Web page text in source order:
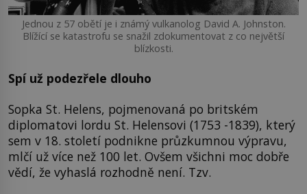
Jednou z 57 obětí je i známý vulkanolog David A. Johnston.
Blížící se katastrofu se snažil zdokumentovat z co největší
blízkosti.
Spí už podezřele dlouho
Sopka St. Helens, pojmenovaná po britském
diplomatovi lordu St. Helensovi (1753 -1839), který
sem v 18. století podnikne průzkumnou výpravu,
mlčí už více než 100 let. Ovšem všichni moc dobře
vědí, že vyhaslá rozhodně není. Tzv.